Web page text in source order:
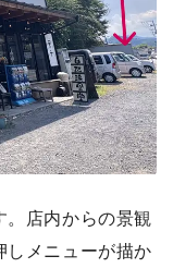
。店内からの景観
しメニューが描か